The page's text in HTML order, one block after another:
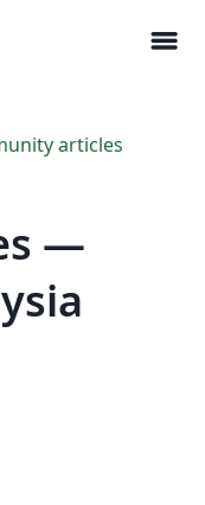
menu
articles
—